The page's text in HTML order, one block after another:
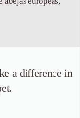
a difference in